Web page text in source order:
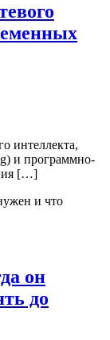
интеллекта,
и программно-
[…]
он
до